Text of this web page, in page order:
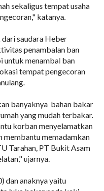
sekaligus tempat usaha
katanya.
dari saudara Heber
penambalan ban
untuk menambal ban
tempat pengecoran
banyaknya bahan bakar
yang mudah terbakar.
korban menyelamatkan
memadamkan
Tarahan, PT Bukit Asam
ujarnya.
dan anaknya yaitu